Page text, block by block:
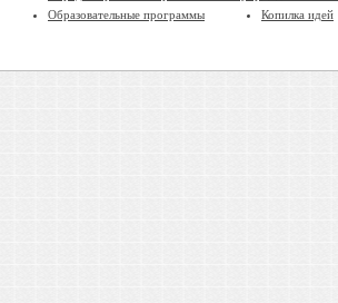
Образовательные программы
Копилка идей